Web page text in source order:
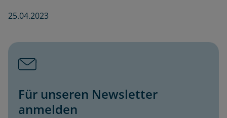
25.04.2023
Für unseren Newsletter
anmelden